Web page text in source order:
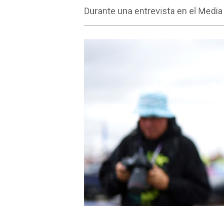
Durante una entrevista en el